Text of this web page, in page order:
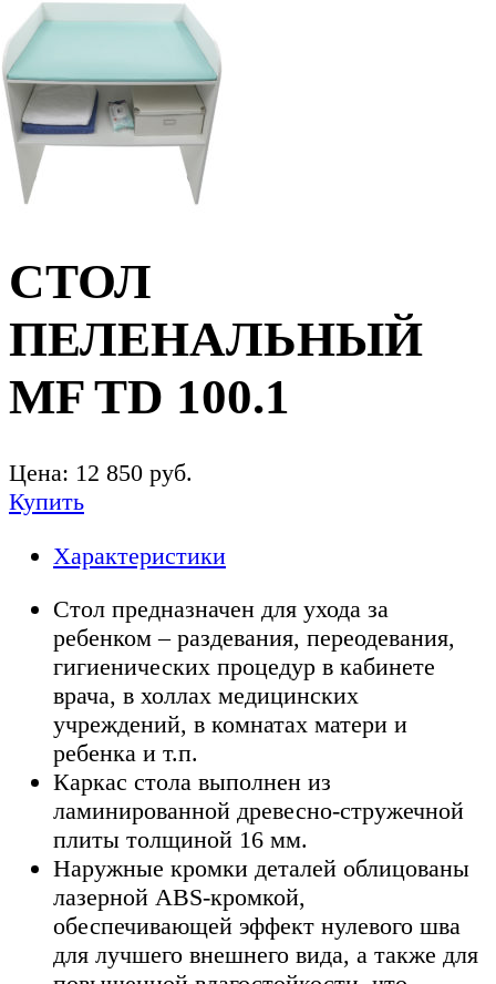
СТОЛ
ПЕЛЕНАЛЬНЫЙ
МF TD 100.1
Цена: 12 850 руб.
Купить
Характеристики
Стол предназначен для ухода за
ребенком – раздевания, переодевания,
гигиенических процедур в кабинете
врача, в холлах медицинских
учреждений, в комнатах матери и
ребенка и т.п.
Каркас стола выполнен из
ламинированной древесно-стружечной
плиты толщиной 16 мм.
Наружные кромки деталей облицованы
лазерной ABS-кромкой,
обеспечивающей эффект нулевого шва
для лучшего внешнего вида, а также для